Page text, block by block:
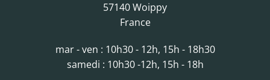
57140 Woippy
France
mar - ven : 10h30 - 12h, 15h - 18h30
samedi : 10h30 -12h, 15h - 18h